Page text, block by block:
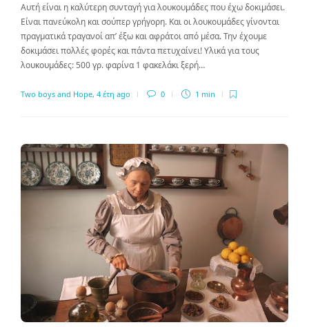
Αυτή είναι η καλύτερη συνταγή για λουκουμάδες που έχω δοκιμάσει.
Είναι πανεύκολη και σούπερ γρήγορη. Και οι λουκουμάδες γίνονται
πραγματικά τραγανοί απ’ έξω και αφράτοι από μέσα. Την έχουμε
δοκιμάσει πολλές φορές και πάντα πετυχαίνει! Υλικά για τους
λουκουμάδες: 500 γρ. φαρίνα 1 φακελάκι ξερή…
Two boys and Hope, 4 έτη ago 0 1 min